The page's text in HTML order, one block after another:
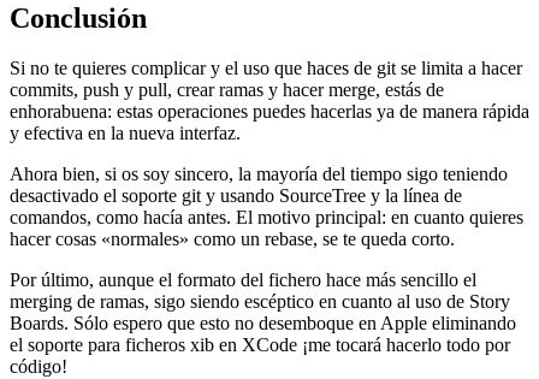
Conclusión
Si no te quieres complicar y el uso que haces de git se limita a hacer
commits, push y pull, crear ramas y hacer merge, estás de
enhorabuena: estas operaciones puedes hacerlas ya de manera rápida
y efectiva en la nueva interfaz.
Ahora bien, si os soy sincero, la mayoría del tiempo sigo teniendo
desactivado el soporte git y usando SourceTree y la línea de
comandos, como hacía antes. El motivo principal: en cuanto quieres
hacer cosas «normales» como un rebase, se te queda corto.
Por último, aunque el formato del fichero hace más sencillo el
merging de ramas, sigo siendo escéptico en cuanto al uso de Story
Boards. Sólo espero que esto no desemboque en Apple eliminando
el soporte para ficheros xib en XCode ¡me tocará hacerlo todo por
código!